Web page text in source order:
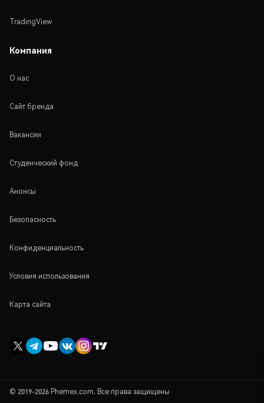
TradingView
Компания
О нас
Сайт бренда
Вакансии
Студенческий фонд
Анонсы
Безопасность
Конфиденциальность
Условия использования
Карта сайта
© 2019-2026 Phemex.com. Все права защищены